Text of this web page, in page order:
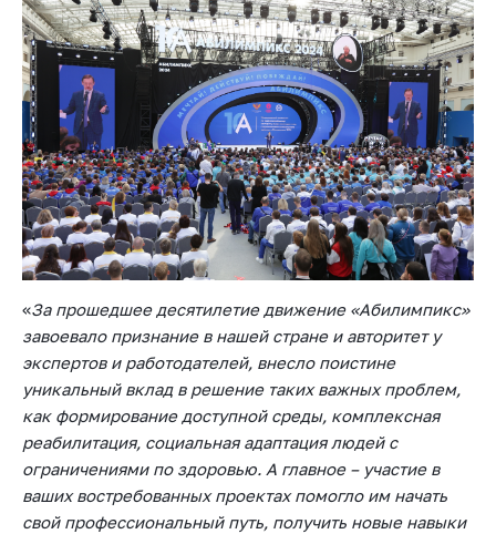
«За прошедшее десятилетие движение «Абилимпикс»
завоевало признание в нашей стране и авторитет у
экспертов и работодателей, внесло поистине
уникальный вклад в решение таких важных проблем,
как формирование доступной среды, комплексная
реабилитация, социальная адаптация людей с
ограничениями по здоровью. А главное – участие в
ваших востребованных проектах помогло им начать
свой профессиональный путь, получить новые навыки